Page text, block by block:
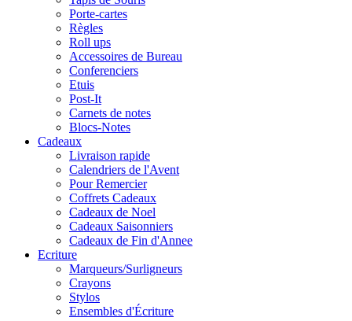
Porte-cartes
Règles
Roll ups
Accessoires de Bureau
Conferenciers
Etuis
Post-It
Carnets de notes
Blocs-Notes
Cadeaux
Livraison rapide
Calendriers de l'Avent
Pour Remercier
Coffrets Cadeaux
Cadeaux de Noel
Cadeaux Saisonniers
Cadeaux de Fin d'Annee
Ecriture
Marqueurs/Surligneurs
Crayons
Stylos
Ensembles d'Écriture